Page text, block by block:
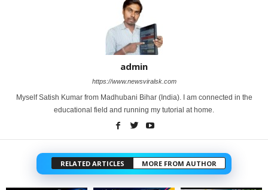
admin
https://www.newsviralsk.com
Myself Satish Kumar from Madhubani Bihar (India). I am connected in the
educational field and running my tutorial at home.
RELATED ARTICLES MORE FROM AUTHOR